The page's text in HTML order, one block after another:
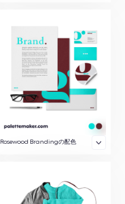
Rosewood Brandingの配色